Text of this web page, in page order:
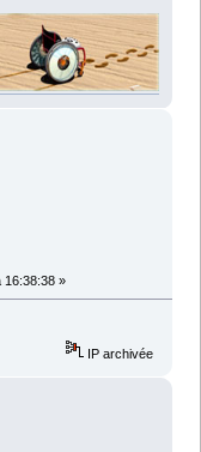
16:38:38 »
IP archivée